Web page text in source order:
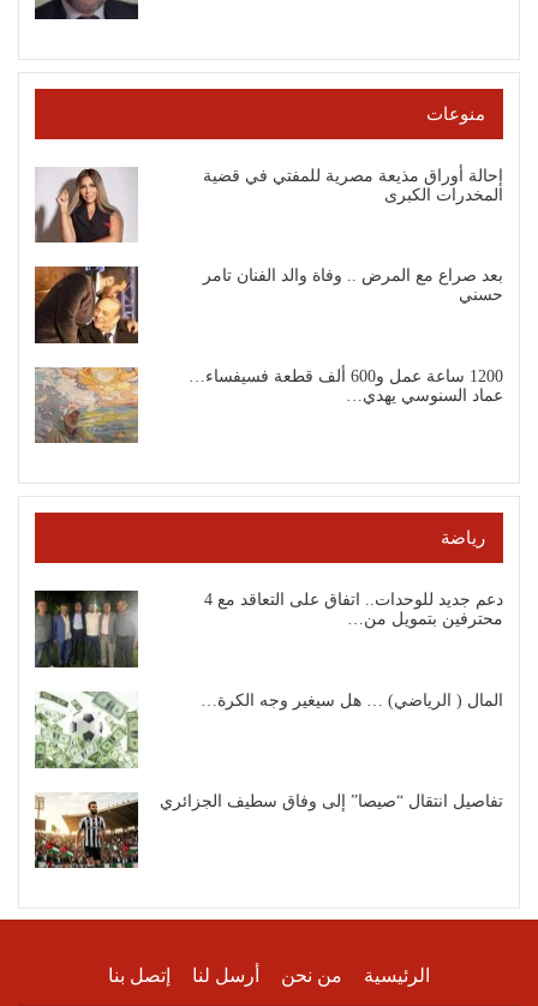
منوعات
إحالة أوراق مذيعة مصرية للمفتي في قضية
المخدرات الكبرى
بعد صراع مع المرض .. وفاة والد الفنان تامر
حسني
1200 ساعة عمل و600 ألف قطعة فسيفساء…
عماد السنوسي يهدي…
رياضة
دعم جديد للوحدات.. اتفاق على التعاقد مع 4
محترفين بتمويل من…
المال ( الرياضي) … هل سيغير وجه الكرة…
تفاصيل انتقال “صيصا” إلى وفاق سطيف الجزائري
الرئيسية من نحن أرسل لنا إتصل بنا